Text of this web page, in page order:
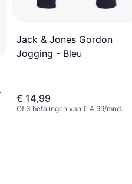
Jack & Jones Gordon
Jogging - Bleu
€ 14,99
Of 3 betalingen van € 4,99/mnd.